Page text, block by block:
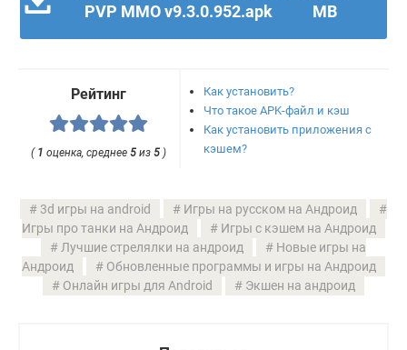
PVP MMO v9.3.0.952.apk
MB
Рейтинг
( 1 оценка, среднее5 из5 )
Как установить?
Что такое APK-файл и кэш
Как установить приложения с
кэшем?
3d игры на android
Игры на русском на Андроид
Игры про танки на Андроид
Игры с кэшем на Андроид
Лучшие стрелялки на андроид
Новые игры на
Андроид
Обновленные программы и игры на Андроид
Онлайн игры для Android
Экшен на андроид